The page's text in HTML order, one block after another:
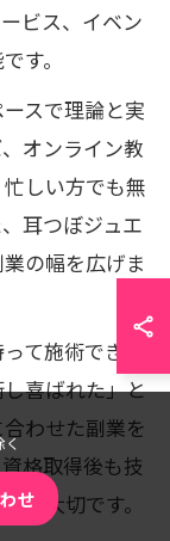
ビス、イベン
す。
スで理論と実
オンライン教
しい方でも無
耳つぼジュエ
の幅を広げま
て施術できる
喜ばれた」と
わせた副業を
格取得後も技
が大切です。
く
せ